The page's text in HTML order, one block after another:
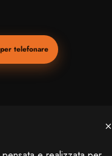
telefonare